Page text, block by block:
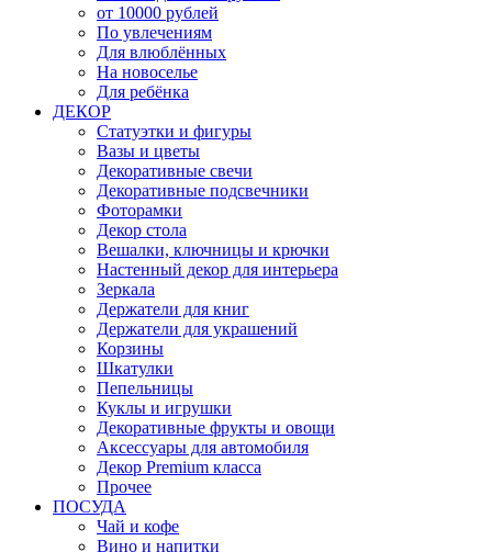
от 10000 рублей
По увлечениям
Для влюблённых
На новоселье
Для ребёнка
ДЕКОР
Статуэтки и фигуры
Вазы и цветы
Декоративные свечи
Декоративные подсвечники
Фоторамки
Декор стола
Вешалки, ключницы и крючки
Настенный декор для интерьера
Зеркала
Держатели для книг
Держатели для украшений
Корзины
Шкатулки
Пепельницы
Куклы и игрушки
Декоративные фрукты и овощи
Аксессуары для автомобиля
Декор Premium класса
Прочее
ПОСУДА
Чай и кофе
Вино и напитки